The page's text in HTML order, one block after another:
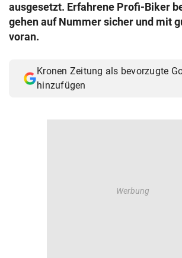
ausgesetzt. Erfahrene Profi-Biker
gehen auf Nummer sicher und mit
voran.
Kronen Zeitung als bevorzugte
hinzufügen